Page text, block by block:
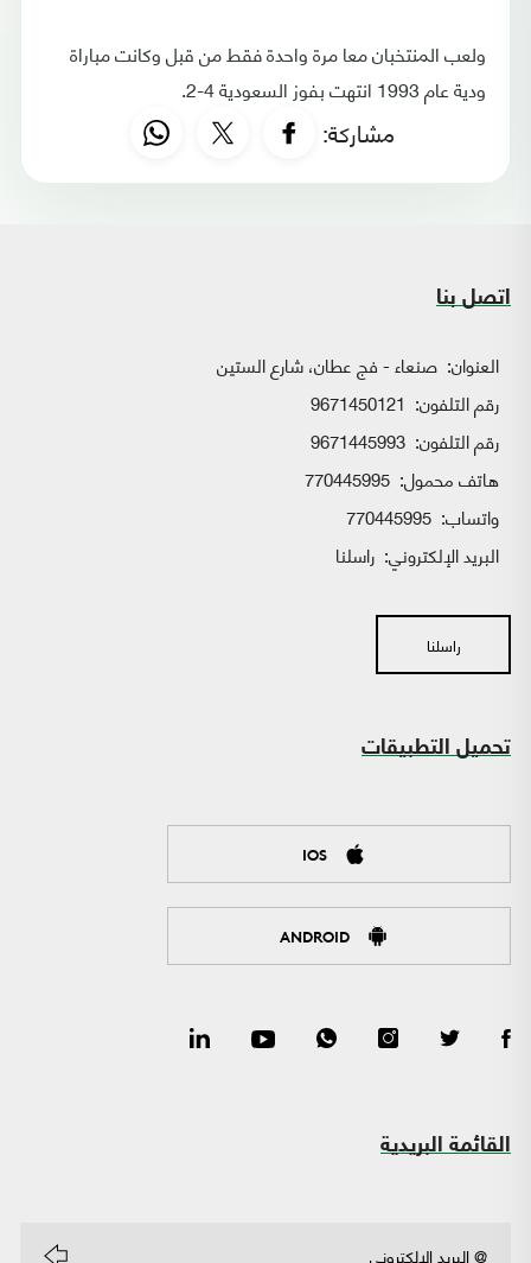
ولعب المنتخبان معا مرة واحدة فقط من قبل وكانت مباراة
ودية عام 1993 انتهت بفوز السعودية 4-2.
مشاركة:
اتصل بنا
العنوان: صنعاء - فج عطان، شارع الستين
رقم التلفون: 9671450121
رقم التلفون: 9671445993
هاتف محمول: 770445995
واتساب:
البريد الإلكتروني: راسلنا
راسلنا
تحميل التطبيقات
IOS
ANDROID
القائمة البريدية